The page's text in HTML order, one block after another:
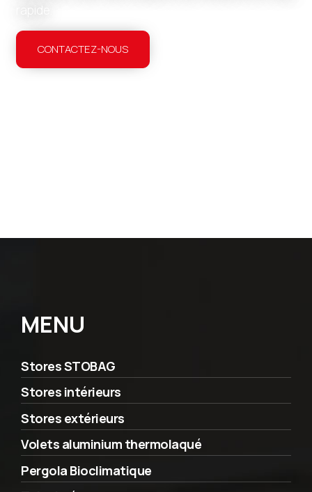
CONTACTEZ-NOUS
MENU
Stores STOBAG
Stores intérieurs
Stores extérieurs
Volets aluminium thermolaqué
Pergola Bioclimatique